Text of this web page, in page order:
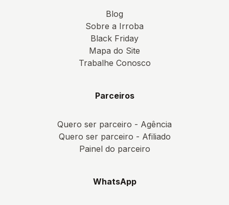
Blog
Sobre a Irroba
Black Friday
Mapa do Site
Trabalhe Conosco
Parceiros
Quero ser parceiro - Agência
Quero ser parceiro - Afiliado
Painel do parceiro
WhatsApp